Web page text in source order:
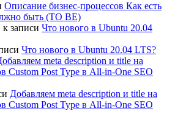
Описание бизнес-процессов Как есть
быть (TO BE)
к записи Что нового в Ubuntu 20.04
Что нового в Ubuntu 20.04 LTS?
meta description и title на
Custom Post Type в All-in-One SEO
Добавляем meta description и title на
Custom Post Type в All-in-One SEO